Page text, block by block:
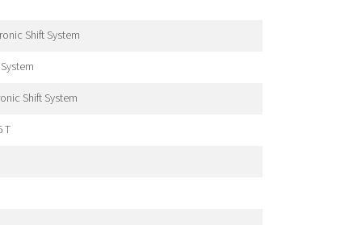
Shift System
Shift System
T